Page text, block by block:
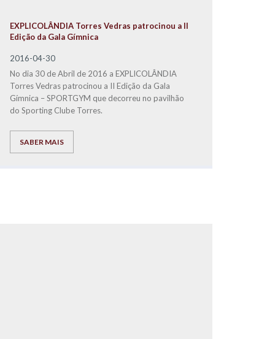
EXPLICOLÂNDIA Torres Vedras patrocinou a II
Edição da Gala Gímnica
2016-04-30
No dia 30 de Abril de 2016 a EXPLICOLÂNDIA
Torres Vedras patrocinou a II Edição da Gala
Gímnica – SPORTGYM que decorreu no pavilhão
do Sporting Clube Torres.
SABER MAIS